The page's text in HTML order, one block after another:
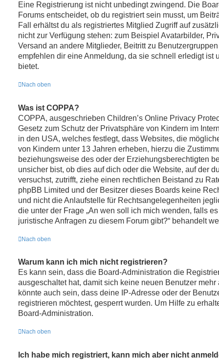
Eine Registrierung ist nicht unbedingt zwingend. Die
Forums entscheidet, ob du registriert sein musst, um
Fall erhältst du als registriertes Mitglied Zugriff auf
nicht zur Verfügung stehen: zum Beispiel Avatarbilder,
Versand an andere Mitglieder, Beitritt zu
empfehlen dir eine Anmeldung, da sie schnell erledigt ist
bietet.
Nach oben
Was ist COPPA?
COPPA, ausgeschrieben Children’s Online Privacy
Gesetz zum Schutz der Privatsphäre von Kindern im
in den USA, welches festlegt, dass Websites, die
von Kindern unter 13 Jahren erheben, hierzu die
beziehungsweise des oder der Erziehungsberechtigten
unsicher bist, ob dies auf dich oder die Website, auf der
versuchst, zutrifft, ziehe einen rechtlichen Beistand zu
phpBB Limited und der Besitzer dieses Boards keine
und nicht die Anlaufstelle für Rechtsangelegenheiten
die unter der Frage „An wen soll ich mich wenden, falls
juristische Anfragen zu diesem Forum gibt?“ behandelt
Nach oben
Warum kann ich mich nicht registrieren?
Es kann sein, dass die Board-Administration die
ausgeschaltet hat, damit sich keine neuen Benutzer
könnte auch sein, dass deine IP-Adresse oder der
registrieren möchtest, gesperrt wurden. Um Hilfe zu
Board-Administration.
Nach oben
Ich habe mich registriert, kann mich aber nicht